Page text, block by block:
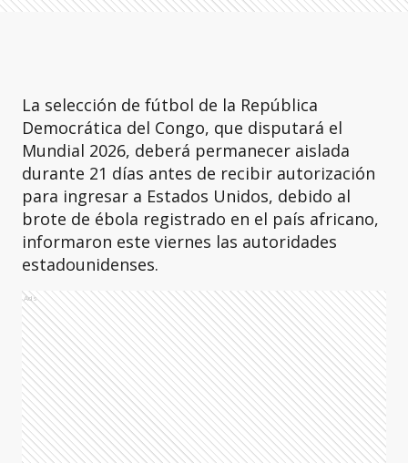
La selección de fútbol de la República
Democrática del Congo, que disputará el
Mundial 2026, deberá permanecer aislada
durante 21 días antes de recibir autorización
para ingresar a Estados Unidos, debido al
brote de ébola registrado en el país africano,
informaron este viernes las autoridades
estadounidenses.
Ads